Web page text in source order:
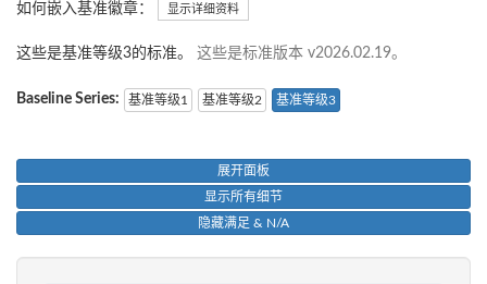
如何嵌入基准徽章：
显示详细资料
这些是基准等级3的标准。 这些是标准版本 v2026.02.19。
Baseline Series: 基准等级1 基准等级2 基准等级3
展开面板
显示所有细节
隐藏满足 & N/A